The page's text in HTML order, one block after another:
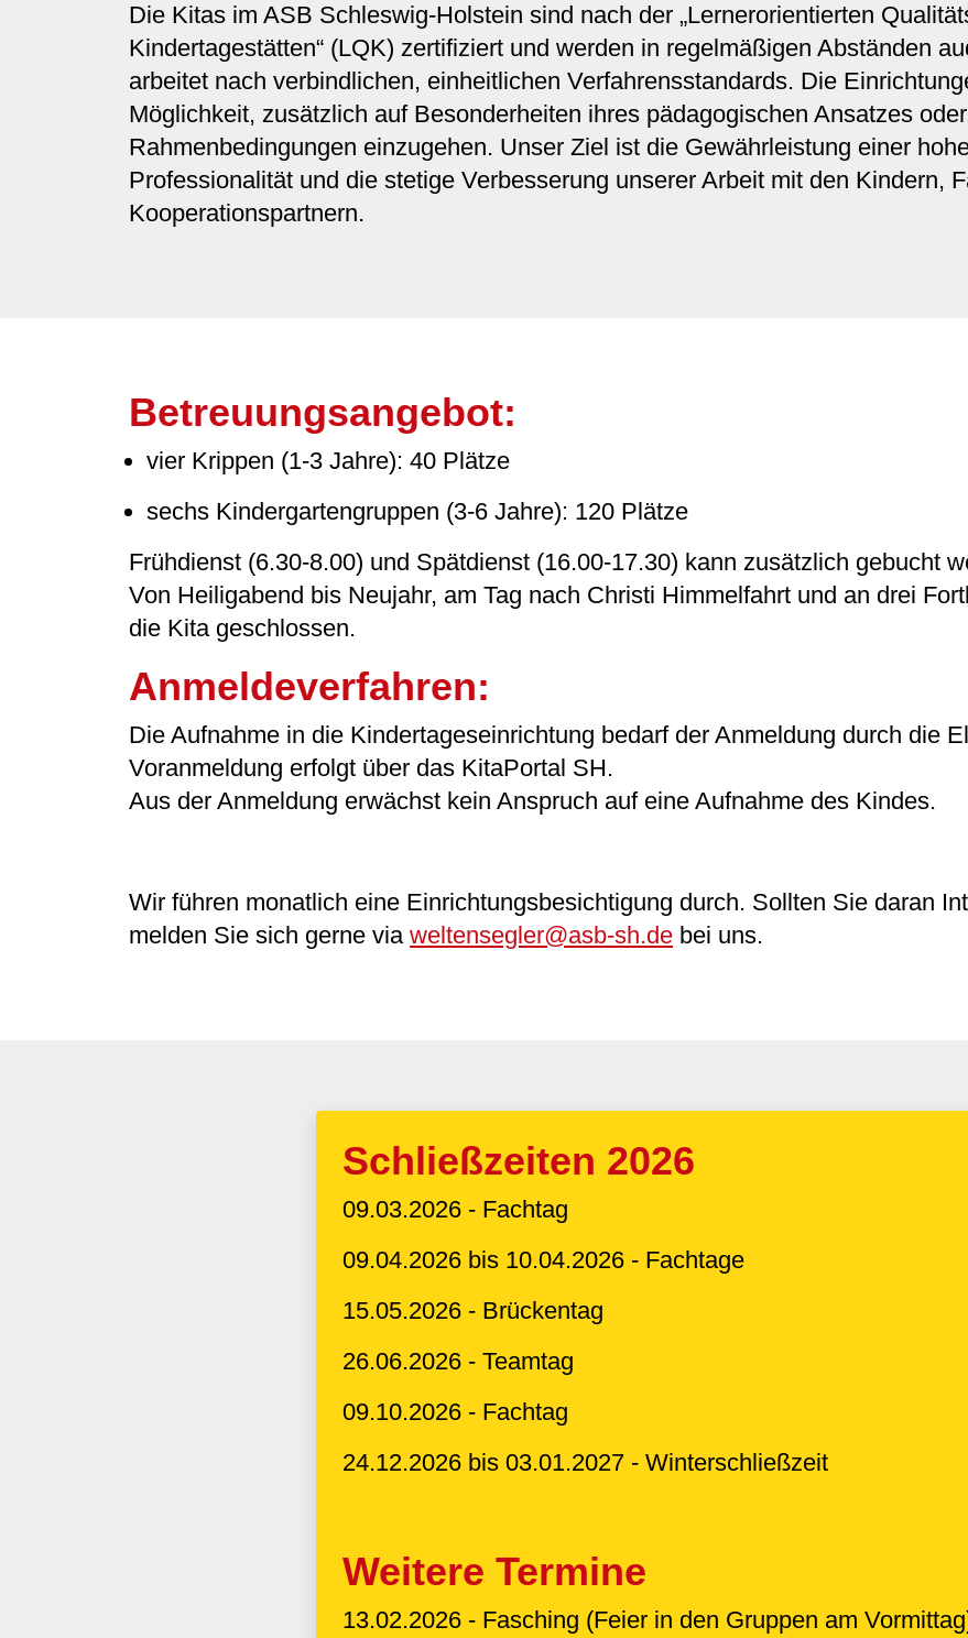
Die Kitas im ASB Schleswig-Holstein sind nach der „Lernerorientierten
Kindertagestätten“ (LQK) zertifiziert und werden in regelmäßigen Abständen
arbeitet nach verbindlichen, einheitlichen Verfahrensstandards. Die
Möglichkeit, zusätzlich auf Besonderheiten ihres pädagogischen Ansatzes
Rahmenbedingungen einzugehen. Unser Ziel ist die Gewährleistung einer
Professionalität und die stetige Verbesserung unserer Arbeit mit den Kindern,
Kooperationspartnern.
Betreuungsangebot:
vier Krippen (1-3 Jahre): 40 Plätze
sechs Kindergartengruppen (3-6 Jahre): 120 Plätze
Frühdienst (6.30-8.00) und Spätdienst (16.00-17.30) kann zusätzlich gebucht
Von Heiligabend bis Neujahr, am Tag nach Christi Himmelfahrt und an drei
die Kita geschlossen.
Anmeldeverfahren:
Die Aufnahme in die Kindertageseinrichtung bedarf der Anmeldung durch die
Voranmeldung erfolgt über das KitaPortal SH.
Aus der Anmeldung erwächst kein Anspruch auf eine Aufnahme des Kindes.
Wir führen monatlich eine Einrichtungsbesichtigung durch. Sollten Sie daran
melden Sie sich gerne via weltensegler@asb-sh.de bei uns.
Schließzeiten 2026
09.03.2026 - Fachtag
09.04.2026 bis 10.04.2026 - Fachtage
15.05.2026 - Brückentag
26.06.2026 - Teamtag
09.10.2026 - Fachtag
24.12.2026 bis 03.01.2027 - Winterschließzeit
Weitere Termine
13.02.2026 - Fasching (Feier in den Gruppen am